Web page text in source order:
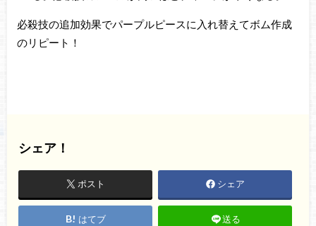
必殺技の追加効果でパープルピースに入れ替えてボム作成
のリピート！
シェア！
ポスト シェア
はてブ 送る